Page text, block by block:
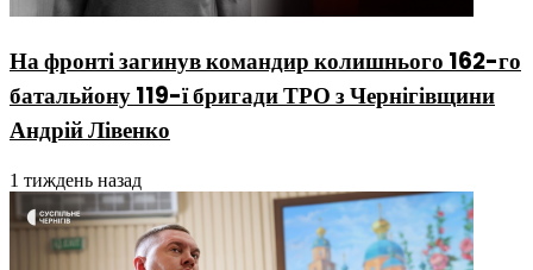
На фронті загинув командир колишнього 162-го
батальйону 119-ї бригади ТРО з Чернігівщини
Андрій Лівенко
1 тиждень назад